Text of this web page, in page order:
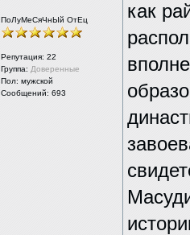
ПоЛуМеСяЧнЫй ОтЕц
Репутация: 22
Группа: Доверенные
Пол: мужской
Сообщений: 693
как